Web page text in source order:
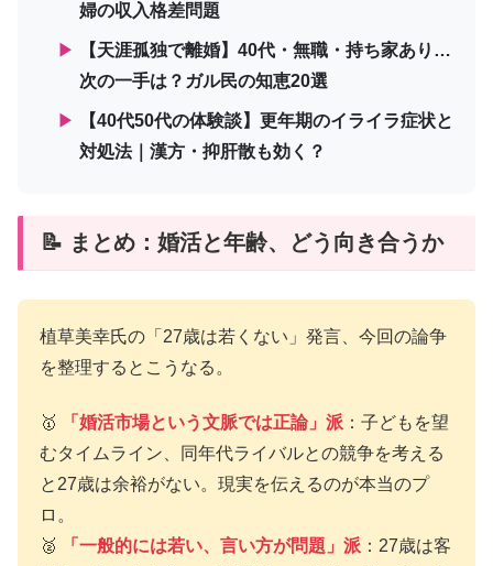
婦の収入格差問題
▶
【天涯孤独で離婚】40代・無職・持ち家あり…
次の一手は？ガル民の知恵20選
▶
【40代50代の体験談】更年期のイライラ症状と
対処法｜漢方・抑肝散も効く？
📝 まとめ：婚活と年齢、どう向き合うか
植草美幸氏の「27歳は若くない」発言、今回の論争
を整理するとこうなる。
🥇 「婚活市場という文脈では正論」派 ：子どもを望
むタイムライン、同年代ライバルとの競争を考える
と27歳は余裕がない。現実を伝えるのが本当のプ
ロ。
🥈
「一般的には若い、言い方が問題」派 ：27歳は客